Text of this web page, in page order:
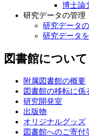
博士論
研究データの管理
研究データ
研究データ
図書館について
附属図書館の概要
図書館の移転に係
研究開発室
出版物
オリジナルグッズ
図書館へのご寄付